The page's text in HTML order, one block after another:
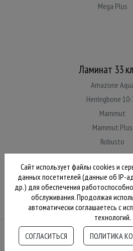
Mega Plus
Ламинат 33
Amazone
Herringbone
Mammut
Mammut Plus
Robusto
© 2026 Kronotex
Сайт использует файлы cookies и
данных посетителей (данные об IP-
др.) для обеспечения
обслуживания. Продолжая
автоматически соглашаетесь с
технологий.
СОГЛАСИТЬСЯ
ПОЛИТИКА